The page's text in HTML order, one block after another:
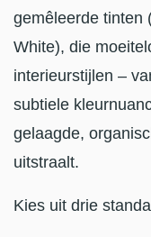
gemêleerde tinten
White), die
interieurstijlen –
subtiele
gelaagde,
uitstraalt.
Kies uit drie